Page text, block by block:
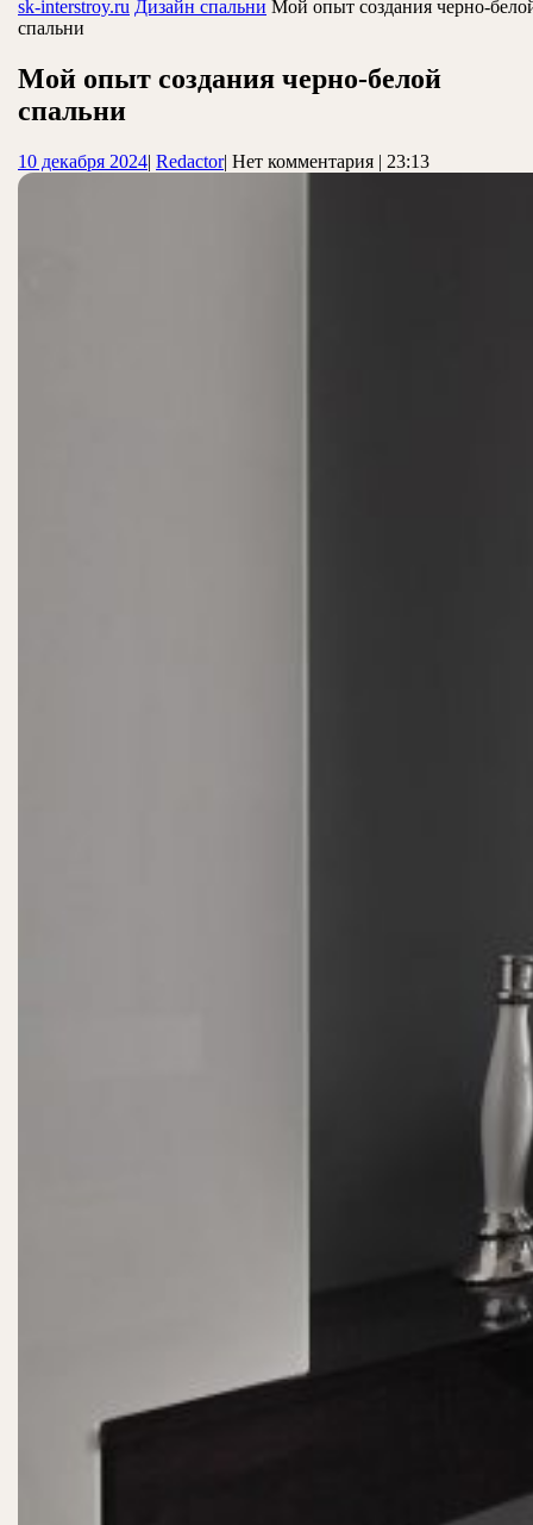
sk-interstroy.ru Дизайн спальни Мой опыт создания черно-
спальни
Мой опыт создания черно-белой
спальни
10 декабря 202410
| RedactorRedactor
| Нет комментария | 23:13